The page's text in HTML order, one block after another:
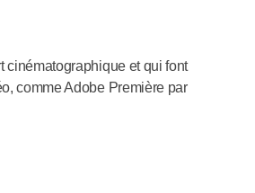
cinématographique et qui font
comme Adobe Première par